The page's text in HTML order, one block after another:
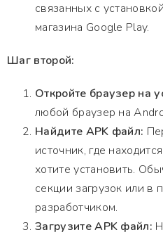
связанных с
магазина Google Play.
Шаг второй:
Откройте браузер на
любой браузер на
Найдите APK файл:
источник, где
хотите установить.
секции загрузок или в
разработчиком.
Загрузите APK файл: